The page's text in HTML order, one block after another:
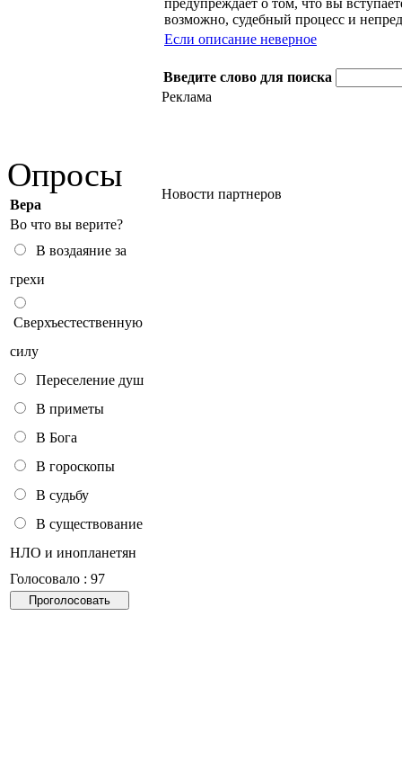
Опросы
Вера
Во что вы верите?
В воздаяние за
грехи
Сверхъестественную
силу
Переселение душ
В приметы
В Бога
В гороскопы
В судьбу
В существование
НЛО и инопланетян
Голосовало : 97
предупреждает о том, что вы
возможно, судебный процесс и
Если описание неверное
Введите слово для поиска
Реклама
Новости партнеров